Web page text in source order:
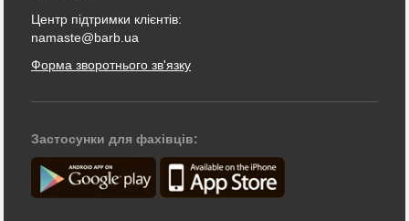
Центр підтримки клієнтів:
namaste@barb.ua
Форма зворотнього зв'язку
Застосунки для фахівців: